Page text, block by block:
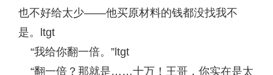
也不好给太少——他买原材料的钱都没找我不
是。ltgt
“我给你翻一倍。”ltgt
“翻一倍？那就是……十万！王哥，你实在是太